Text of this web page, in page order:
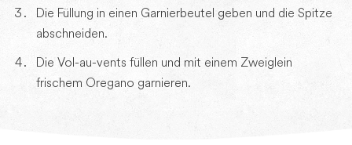
Die Füllung in einen Garnierbeutel geben und die Spitze
abschneiden.
Die Vol-au-vents füllen und mit einem Zweiglein
frischem Oregano garnieren.